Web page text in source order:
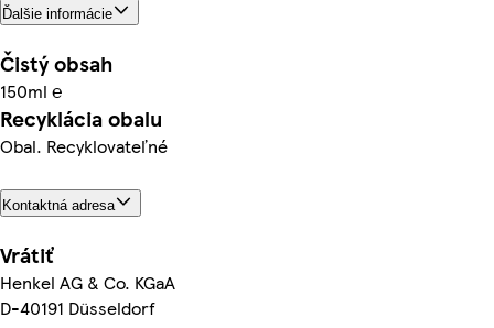
Ďalšie informácie
Čistý obsah
150ml ℮
Recyklácia obalu
Obal. Recyklovateľné
Kontaktná adresa
Vrátiť
Henkel AG & Co. KGaA
D-40191 Düsseldorf